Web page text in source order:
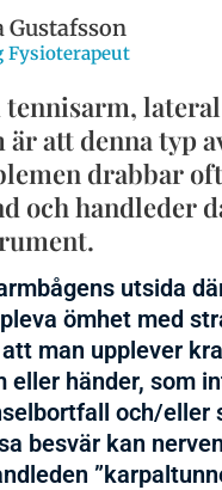
Gustafsson
Fysioterapeut
är att denna typ
drabbar
och handleder
utsida
ömhet med
man upplever
eller händer, som
och/
besvär kan